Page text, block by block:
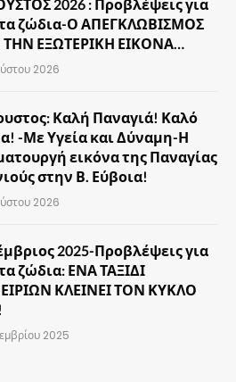
2026 : Προβλέψεις για
ζώδια-Ο ΑΠΕΓΚΛΩΒΙΣΜΟΣ
ΕΞΩΤΕΡΙΚΗ ΕΙΚΟΝΑ…
2026
Καλή Παναγιά! Καλό
-Με Υγεία και Δύναμη-Η
εικόνα της Παναγίας
στην Β. Εύβοια!
2026
2025-Προβλέψεις για
ζώδια: ΕΝΑ ΤΑΞΙΔΙ
ΚΛΕΙΝΕΙ ΤΟΝ ΚΥΚΛΟ
2025